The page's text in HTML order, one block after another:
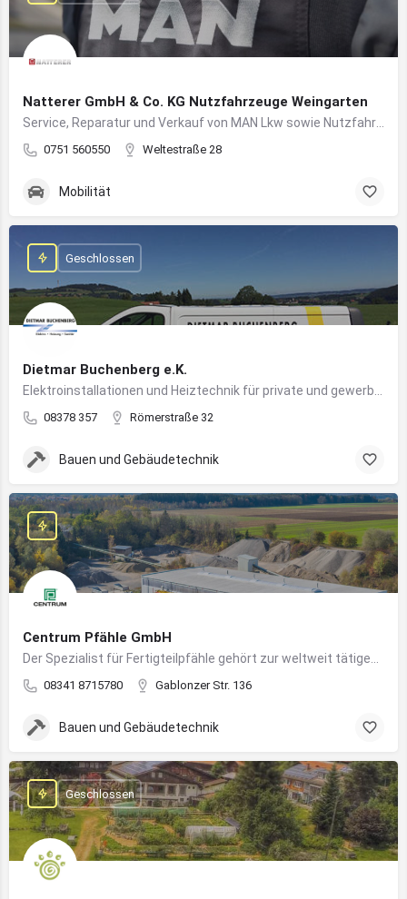
Natterer GmbH & Co. KG Nutzfahrzeuge Weingarten
0751 560550 Weltestraße 28
Mobilität
Dietmar Buchenberg e.K.
08378 357 Römerstraße 32
Geschlossen
Bauen und Gebäudetechnik
Centrum Pfähle GmbH
08341 8715780 Gablonzer Str. 136
Bauen und Gebäudetechnik
Geschlossen